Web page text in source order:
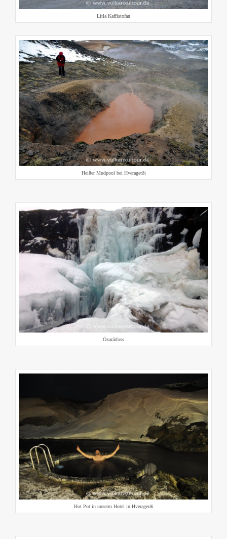
Litla Kaffistofan
Heißer Mudpool bei Hveragerði
Öxarárfoss
Hot Pot in unserm Hotel in Hveragerði